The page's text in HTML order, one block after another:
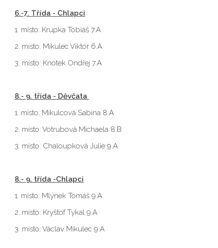
6.-7. Třída - Chlapci
1. místo: Krupka Tobiáš 7.A
2. místo: Mikulec Viktor 6.A
3. místo: Knotek Ondřej 7.A
8.- 9. třída - Děvčata
1. místo: Mikulcová Sabina 8.A
2. místo: Votrubová Michaela 8.B
3. místo: Chaloupková Julie 9.A
8.- 9. třída -Chlapci
1. místo: Mlýnek Tomáš 9.A
2. místo: Kryštof Tykal 9.A
3. místo: Václav Mikulec 9.A